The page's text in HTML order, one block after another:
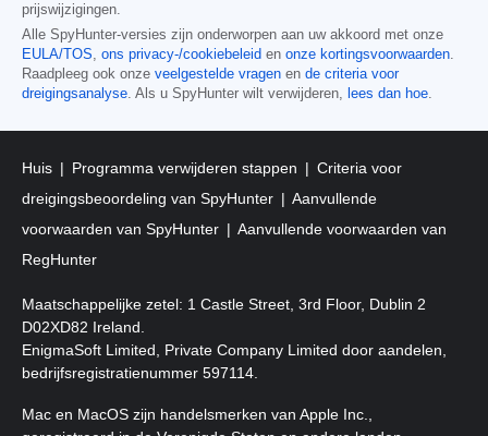
prijswijzigingen.
Alle SpyHunter-versies zijn onderworpen aan uw akkoord met onze
EULA/TOS, ons privacy-/cookiebeleid en onze kortingsvoorwaarden.
Raadpleeg ook onze veelgestelde vragen en de criteria voor
dreigingsanalyse. Als u SpyHunter wilt verwijderen, lees dan hoe.
Huis Programma verwijderen stappen
Criteria voor
dreigingsbeoordeling van SpyHunter
Aanvullende
voorwaarden van SpyHunter
Aanvullende voorwaarden van
RegHunter
Maatschappelijke zetel: 1 Castle Street, 3rd Floor, Dublin 2
D02XD82 Ireland.
EnigmaSoft Limited, Private Company Limited door aandelen,
bedrijfsregistratienummer 597114.
Mac en MacOS zijn handelsmerken van Apple Inc.,